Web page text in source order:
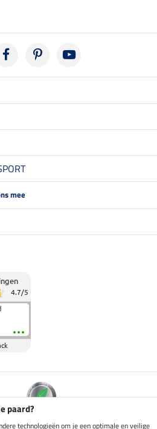
mee
4.7/5
paard?
technologieën om je een optimale en veilige